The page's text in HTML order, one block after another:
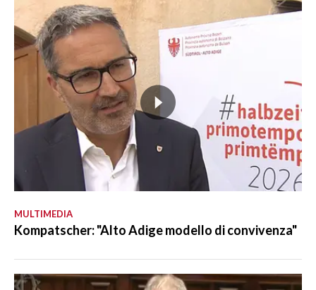
MULTIMEDIA
Kompatscher: "Alto Adige modello di convivenza"